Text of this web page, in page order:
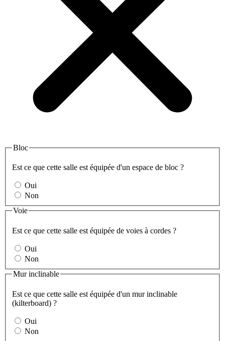
Bloc
Est ce que cette salle est équipée d'un espace de bloc ?
Oui
Non
Voie
Est ce que cette salle est équipée de voies à cordes ?
Oui
Non
Mur inclinable
Est ce que cette salle est équipée d'un mur inclinable
(kilterboard) ?
Oui
Non